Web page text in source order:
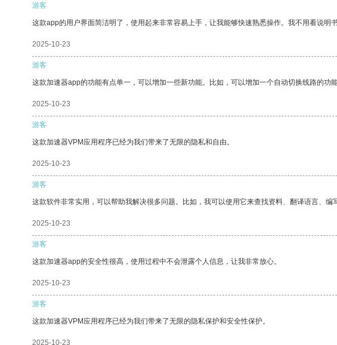
游客
这款app的用户界面简洁明了，使用起来非常容易上手，让我能够快速熟悉操作。我不用看说明
2025-10-23
游客
这款加速器app的功能有点单一，可以增加一些新功能。比如，可以增加一个自动切换线路的功
2025-10-23
游客
这款加速器VPM应用程序已经为我们带来了无限的隐私和自由。
2025-10-23
游客
这款软件非常实用，可以帮助我解决很多问题。比如，我可以使用它来查找资料、翻译语言、编
2025-10-23
游客
这款加速器app的安全性很高，使用过程中不会泄露个人信息，让我非常放心。
2025-10-23
游客
这款加速器VPM应用程序已经为我们带来了无限的隐私保护和安全性保护。
2025-10-23